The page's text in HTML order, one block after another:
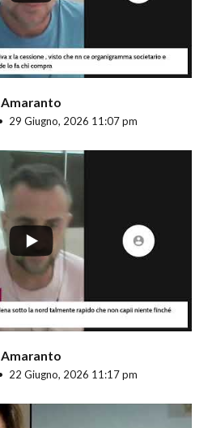
Amaranto
29 Giugno, 2026 11:07 pm
Amaranto
22 Giugno, 2026 11:17 pm